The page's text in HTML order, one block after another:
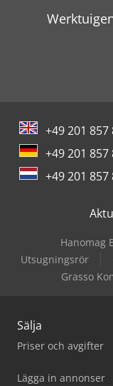
+49 201 857
+49 201 857
+49 201 857
Hanomag
Utsugningsrör
Grasso
Sälja
Priser och avgifter
Lägga in annonser